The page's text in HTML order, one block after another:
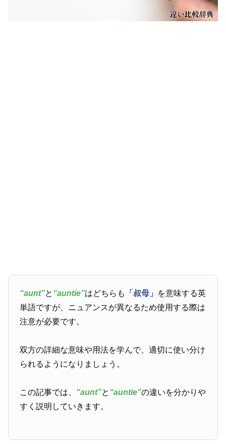
“aunt”と “auntie”はどちらも 「叔母」 を意味する英
単語ですが、ニュアンスが異なるため使用する際は
注意が必要です。
双方の詳細な意味や用法を学んで、適切に使い分け
られるようになりましょう。
この記事では、 “aunt”と “auntie”の違いを分かりや
すく説明していきます。